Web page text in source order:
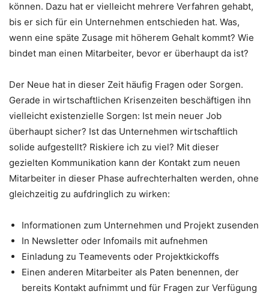
können. Dazu hat er vielleicht mehrere Verfahren gehabt,
bis er sich für ein Unternehmen entschieden hat. Was,
wenn eine späte Zusage mit höherem Gehalt kommt? Wie
bindet man einen Mitarbeiter, bevor er überhaupt da ist?
Der Neue hat in dieser Zeit häufig Fragen oder Sorgen.
Gerade in wirtschaftlichen Krisenzeiten beschäftigen ihn
vielleicht existenzielle Sorgen: Ist mein neuer Job
überhaupt sicher? Ist das Unternehmen wirtschaftlich
solide aufgestellt? Riskiere ich zu viel? Mit dieser
gezielten Kommunikation kann der Kontakt zum neuen
Mitarbeiter in dieser Phase aufrechterhalten werden, ohne
gleichzeitig zu aufdringlich zu wirken:
Informationen zum Unternehmen und Projekt zusenden
In Newsletter oder Infomails mit aufnehmen
Einladung zu Teamevents oder Projektkickoffs
Einen anderen Mitarbeiter als Paten benennen, der
bereits Kontakt aufnimmt und für Fragen zur Verfügung